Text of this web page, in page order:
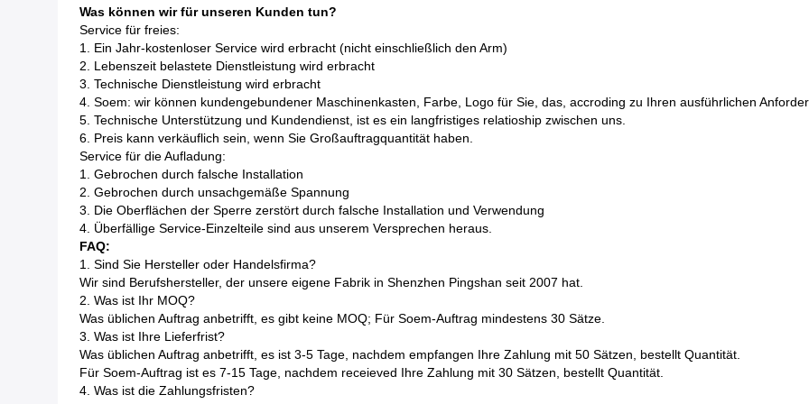
Was können wir für unseren Kunden tun?
Service für freies:
1. Ein Jahr-kostenloser Service wird erbracht (nicht einschließlich den Arm)
2. Lebenszeit belastete Dienstleistung wird erbracht
3. Technische Dienstleistung wird erbracht
4. Soem: wir können kundengebundener Maschinenkasten, Farbe, Logo für Sie, das, accroding zu Ihren ausführlichen
5. Technische Unterstützung und Kundendienst, ist es ein langfristiges relatioship zwischen uns.
6. Preis kann verkäuflich sein, wenn Sie Großauftragquantität haben.
Service für die Aufladung:
1. Gebrochen durch falsche Installation
2. Gebrochen durch unsachgemäße Spannung
3. Die Oberflächen der Sperre zerstört durch falsche Installation und Verwendung
4. Überfällige Service-Einzelteile sind aus unserem Versprechen heraus.
FAQ:
1. Sind Sie Hersteller oder Handelsfirma?
Wir sind Berufshersteller, der unsere eigene Fabrik in Shenzhen Pingshan seit 2007 hat.
2. Was ist Ihr MOQ?
Was üblichen Auftrag anbetrifft, es gibt keine MOQ; Für Soem-Auftrag mindestens 30 Sätze.
3. Was ist Ihre Lieferfrist?
Was üblichen Auftrag anbetrifft, es ist 3-5 Tage, nachdem empfangen Ihre Zahlung mit 50 Sätzen, bestellt Quantität.
Für Soem-Auftrag ist es 7-15 Tage, nachdem receieved Ihre Zahlung mit 30 Sätzen, bestellt Quantität.
4. Was ist die Zahlungsfristen?